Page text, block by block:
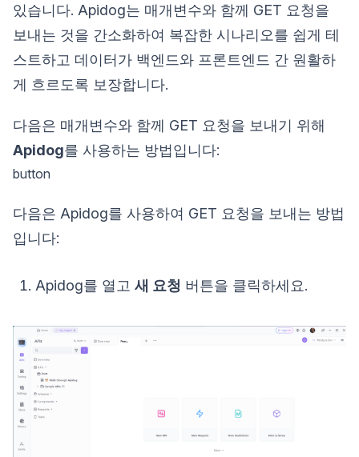
있습니다. Apidog는 매개변수와 함께 GET 요청을
보내는 것을 간소화하여 복잡한 시나리오를 쉽게 테
스트하고 데이터가 백엔드와 프론트엔드 간 원활하
게 흐르도록 보장합니다.
다음은 매개변수와 함께 GET 요청을 보내기 위해
Apidog를 사용하는 방법입니다:
button
다음은 Apidog를 사용하여 GET 요청을 보내는 방법
입니다:
Apidog를 열고 새 요청 버튼을 클릭하세요.